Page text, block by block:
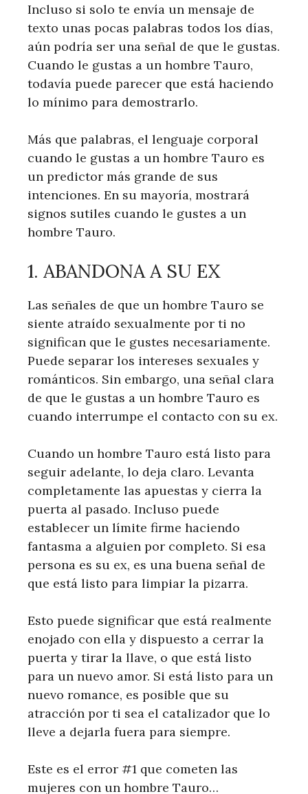
Incluso si solo te envía un mensaje de
texto unas pocas palabras todos los días,
aún podría ser una señal de que le gustas.
Cuando le gustas a un hombre Tauro,
todavía puede parecer que está haciendo
lo mínimo para demostrarlo.
Más que palabras, el lenguaje corporal
cuando le gustas a un hombre Tauro es
un predictor más grande de sus
intenciones. En su mayoría, mostrará
signos sutiles cuando le gustes a un
hombre Tauro.
1. ABANDONA A SU EX
Las señales de que un hombre Tauro se
siente atraído sexualmente por ti no
significan que le gustes necesariamente.
Puede separar los intereses sexuales y
románticos. Sin embargo, una señal clara
de que le gustas a un hombre Tauro es
cuando interrumpe el contacto con su ex.
Cuando un hombre Tauro está listo para
seguir adelante, lo deja claro. Levanta
completamente las apuestas y cierra la
puerta al pasado. Incluso puede
establecer un límite firme haciendo
fantasma a alguien por completo. Si esa
persona es su ex, es una buena señal de
que está listo para limpiar la pizarra.
Esto puede significar que está realmente
enojado con ella y dispuesto a cerrar la
puerta y tirar la llave, o que está listo
para un nuevo amor. Si está listo para un
nuevo romance, es posible que su
atracción por ti sea el catalizador que lo
lleve a dejarla fuera para siempre.
Este es el error #1 que cometen las
mujeres con un hombre Tauro…